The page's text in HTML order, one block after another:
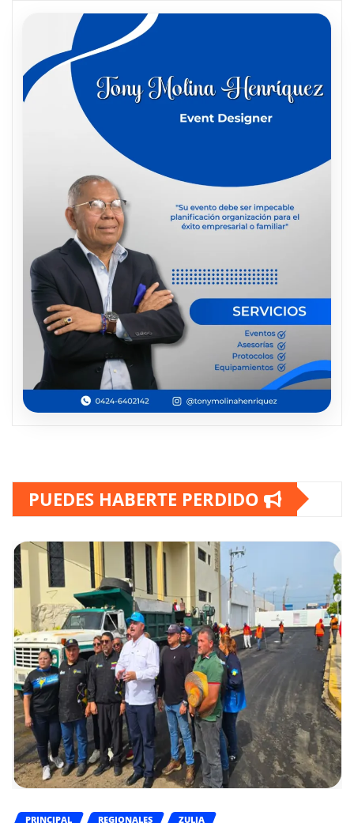
PUEDES HABERTE PERDIDO
PRINCIPAL REGIONALES ZULIA